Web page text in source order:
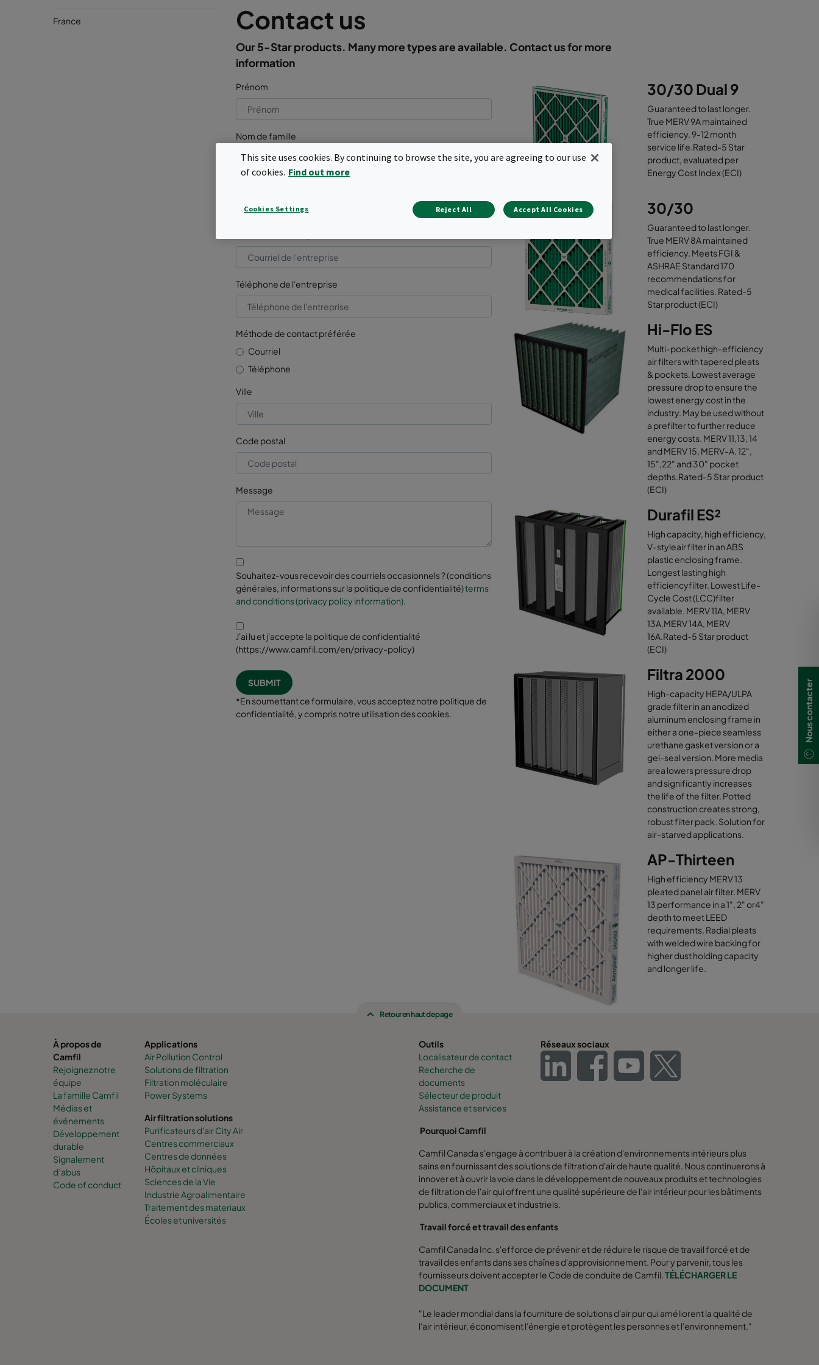
France Contact us
Our 5-Star products. Many more types are available. Contact us for more
information
Prénom
Nom de famille
Téléphone de l'entreprise
Méthode de contact préférée
Courriel
Téléphone
Ville
Code postal
Message
Souhaitez-vous recevoir des courriels occasionnels ? (conditions
générales, informations sur la politique de confidentialité)terms
and conditions (privacy policy information).
J'ai lu et j'accepte la politique de confidentialité
(https://www.camfil.com/en/privacy-policy)
*En soumettant ce formulaire, vous acceptez notre politique de
confidentialité, y compris notre utilisation des cookies.
30/30 Dual 9
Guaranteed to last longer.
True MERV 9A maintained
efficiency. 9-12 month
service life.Rated-5 Star
product, evaluated per
Energy Cost Index (ECI)
30/30
Guaranteed to last longer.
True MERV 8A maintained
efficiency. Meets FGI &
ASHRAE Standard 170
recommendations for
medical facilities. Rated-5
Star product (ECI)
Hi-Flo ES
Multi-pocket high-efficiency
air filters with tapered pleats
& pockets. Lowest average
pressure drop to ensure the
lowest energy cost in the
industry. May be used without
a prefilter to further reduce
energy costs. MERV 11,13, 14
and MERV 15, MERV-A. 12",
15",22" and 30" pocket
depths.Rated-5 Star product
(ECI)
Durafil ES²
High capacity, high efficiency,
V-styleair filter in an ABS
plastic enclosing frame.
Longest lasting high
efficiencyfilter. Lowest Life-
Cycle Cost (LCC)filter
available. MERV 11A, MERV
13A,MERV 14A, MERV
16A.Rated-5 Star product
(ECI)
Filtra 2000
High-capacity HEPA/ULPA
grade filter in an anodized
aluminum enclosing frame in
either a one-piece seamless
urethane gasket version or a
gel-seal version. More media
area lowers pressure drop
and significantly increases
the life of the filter. Potted
construction creates strong,
robust filter pack. Solution for
air-starved applications.
AP-Thirteen
High efficiency MERV 13
pleated panel air filter. MERV
13 performance in a 1", 2" or4"
depth to meet LEED
requirements. Radial pleats
with welded wire backing for
higher dust holding capacity
and longer life.
Retour en haut de page
À propos de
Camfil
Rejoignez notre
équipe
La famille Camfil
Médias et
événements
Développement
durable
Signalement
d’abus
Code of conduct
Applications
Air Pollution Control
Solutions de filtration
Filtration moléculaire
Power Systems
Air filtration solutions
Purificateurs d'air City Air
Centres commerciaux
Centres de données
Hôpitaux et cliniques
Sciences de la Vie
Industrie Agroalimentaire
Traitement des materiaux
Écoles et universités
Outils
Localisateur de contact
Recherche de
documents
Sélecteur de produit
Assistance et services
Réseaux sociaux
Pourquoi Camfil
Camfil Canada s'engage à contribuer à la création d'environnements intérieurs plus
sains en fournissant des solutions de filtration d'air de haute qualité. Nous continuerons à
innover et à ouvrir la voie dans le développement de nouveaux produits et technologies
de filtration de l'air qui offrent une qualité supérieure de l'air intérieur pour les bâtiments
publics, commerciaux et industriels.
Travail forcé et travail des enfants
Camfil Canada Inc. s'efforce de prévenir et de réduire le risque de travail forcé et de
travail des enfants dans ses chaînes d'approvisionnement. Pour y parvenir, tous les
fournisseurs doivent accepter le Code de conduite de Camfil.TÉLÉCHARGER LE
DOCUMENT
"Le leader mondial dans la fourniture de solutions d'air pur qui améliorent la qualité de
l'air intérieur, économisent l'énergie et protègent les personnes et l'environnement."
Nous contacter
This site uses cookies. By continuing to browse the site, you are agreeing to our use
of cookies. Find out more
Cookies Settings Reject All Accept All Cookies